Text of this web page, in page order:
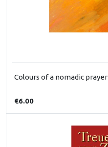
Colours of a nomadic prayer
€6.00